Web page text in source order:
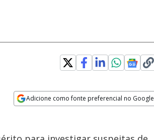
Adicione como fonte preferencial no Google